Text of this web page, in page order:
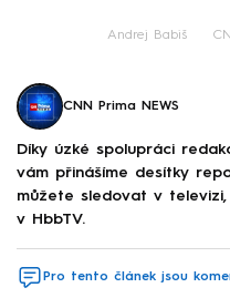
Andrej Babiš
CNN Prima NEWS
Díky úzké spolupráci
vám přinášíme desítky
můžete sledovat v
v HbbTV.
Pro tento článek jsou